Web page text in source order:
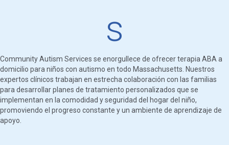
s
Community Autism Services se enorgullece de ofrecer terapia ABA a
domicilio para niños con autismo en todo Massachusetts. Nuestros
expertos clínicos trabajan en estrecha colaboración con las familias
para desarrollar planes de tratamiento personalizados que se
implementan en la comodidad y seguridad del hogar del niño,
promoviendo el progreso constante y un ambiente de aprendizaje de
apoyo.